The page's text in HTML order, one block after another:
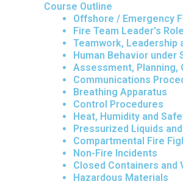
Course Outline
Offshore / Emergency
Fire Team Leader’s
Teamwork, Leadership
Human Behavior under
Assessment, Planning,
Communications
Breathing Apparatus
Control Procedures
Heat, Humidity and
Pressurized Liquids
Compartmental Fire
Non-Fire Incidents
Closed Containers and
Hazardous Materials